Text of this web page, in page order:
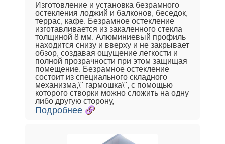
Изготовление и установка безрамного
остекления лоджий и балконов, беседок,
террас, кафе. Безрамное остекление
изготавливается из закаленного стекла
толщиной 8 мм. Алюминиевый профиль
находится снизу и вверху и не закрывает
обзор, создавая ощущение легкости и
полной прозрачности при этом защищая
помещение. Безрамное остекление
состоит из специального складного
механизма,\" гармошка\", с помощью
которого створки можно сложить на одну
либо другую сторону,
Подробнее